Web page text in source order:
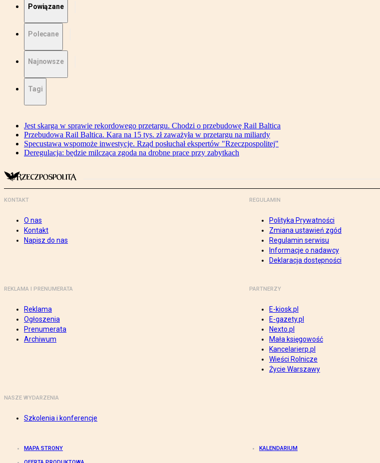
Powiązane
Polecane
Najnowsze
Tagi
Jest skarga w sprawie rekordowego przetargu. Chodzi o przebudowę Rail Baltica
Przebudowa Rail Baltica. Kara na 15 tys. zł zaważyła w przetargu na miliardy
Specustawa wspomoże inwestycje. Rząd posłuchał ekspertów "Rzeczpospolitej"
Deregulacja: będzie milcząca zgoda na drobne prace przy zabytkach
KONTAKT
O nas
Kontakt
Napisz do nas
REGULAMIN
Polityka Prywatności
Zmiana ustawień zgód
Regulamin serwisu
Informacje o nadawcy
Deklaracja dostępności
REKLAMA I PRENUMERATA
Reklama
Ogłoszenia
Prenumerata
Archiwum
PARTNERZY
E-kiosk.pl
E-gazety.pl
Nexto.pl
Mała księgowość
Kancelarierp.pl
Wieści Rolnicze
Życie Warszawy
NASZE WYDARZENIA
Szkolenia i konferencje
MAPA STRONY KALENDARIUM